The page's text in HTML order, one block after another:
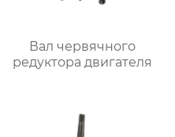
Вал червячного
редуктора двигателя